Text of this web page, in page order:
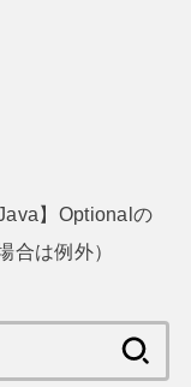
Java】Optionalの
合は例外）